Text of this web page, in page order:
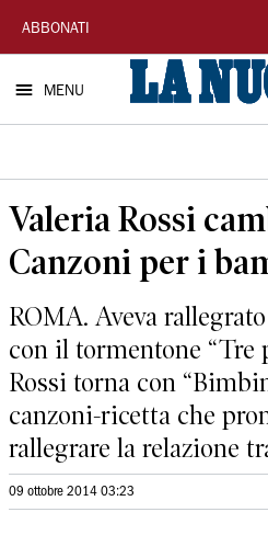
La
Nuova
Sardegna
ABBONATI
MENU
Valeria Rossi
Canzoni per i
ROMA. Aveva
con il tormentone “Tre
Rossi torna con
canzoni-ricetta che
rallegrare la relazione
09 ottobre 2014 03:23